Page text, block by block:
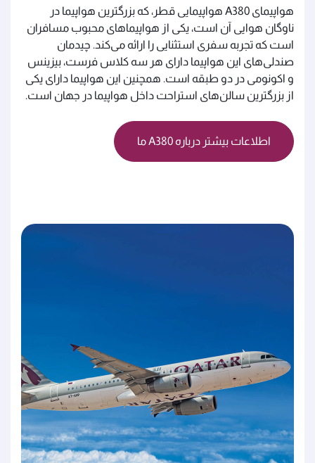
هواپیمای A380 هواپیمایی قطر، که بزرگترین هواپیما در
ناوگان هوایی آن است، یکی از هواپیماهای محبوب مسافران
است که تجربه سفری استثنایی را ارائه می‌کند. چیدمان
صندلی‌های این هواپیما دارای هر سه کلاس فرست، بیزینس
و اکونومی در دو طبقه است. همچنین این هواپیما دارای یکی
از بزرگترین سالن‌های استراحت داخل هواپیما در جهان است.
اطلاعات بیشتر درباره A380 ما